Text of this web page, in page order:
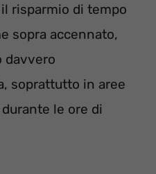
risparmio di tempo
sopra accennato,
davvero
soprattutto in aree
le ore di